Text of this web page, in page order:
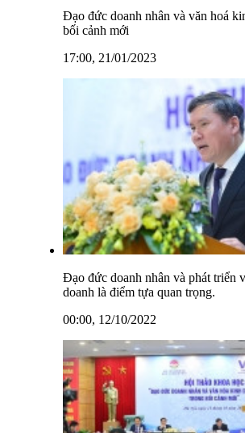
Đạo đức doanh nhân và văn hoá
bối cảnh mới
17:00, 21/01/2023
Đạo đức doanh nhân và phát triển
doanh là điểm tựa quan trọng.
00:00, 12/10/2022